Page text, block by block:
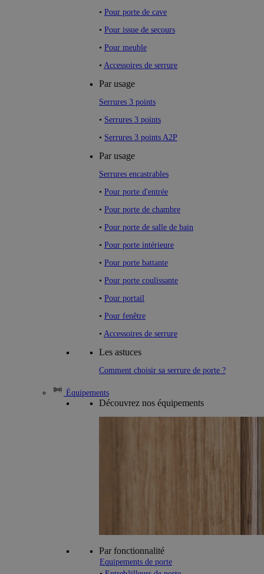
• Pour porte de cave
• Pour issue de secours
• Pour meuble
• Accessoires de serrure
Par usage
Serrures 3 points
• Serrures 3 points
• Serrures 3 points A2P
Par usage
Serrures encastrables
• Pour porte d'entrée
• Pour porte de chambre
• Pour porte de salle de bain
• Pour porte intérieure
• Pour porte battante
• Pour porte coulissante
• Pour portail
• Pour fenêtre
• Accessoires de serrure
Les astuces
Comment choisir sa serrure de porte ?
Équipements
Découvrez nos équipements
Par fonctionnalité
Equipements de porte